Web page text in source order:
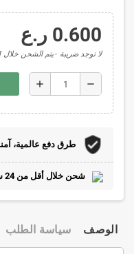
0.600 ر.ع
لا توجد ضريبة يتم الشحن خلال 1-2 يوم فقط
remove
add
طرق دفع عالمية،
شحن خلال أقل من 24 ساعة بعد اتمام الطلب.
الوصف سياسة الطلب